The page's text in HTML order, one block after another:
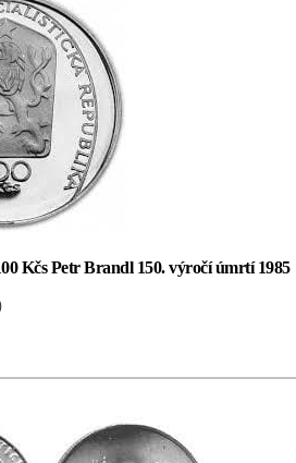
Kčs Petr Brandl 150. výročí úmrtí 1985